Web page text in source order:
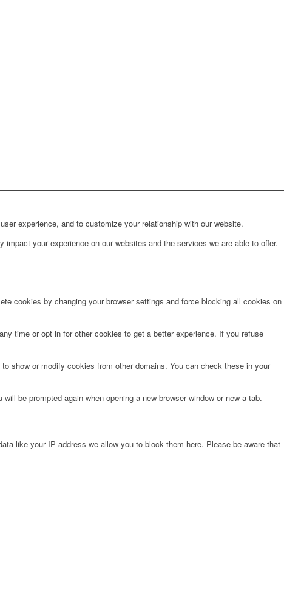
experience, and to customize your relationship with our website.
your experience on our websites and the services we are able to offer.
cookies by changing your browser settings and force blocking all cookies on
time or opt in for other cookies to get a better experience. If you refuse
show or modify cookies from other domains. You can check these in your
be prompted again when opening a new browser window or new a tab.
like your IP address we allow you to block them here. Please be aware that